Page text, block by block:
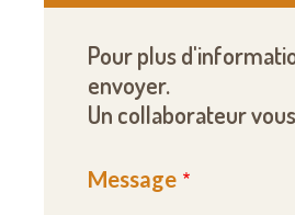
Pour plus
envoyer.
Un collaborateur
Message